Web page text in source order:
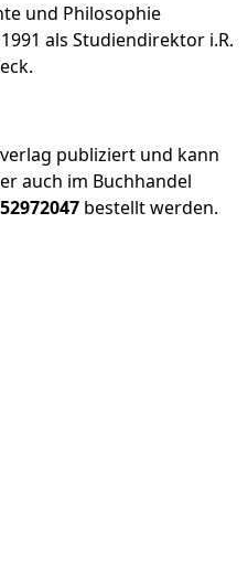
und Philosophie
als Studiendirektor i.R.
publiziert und kann
auch im Buchhandel
bestellt werden.